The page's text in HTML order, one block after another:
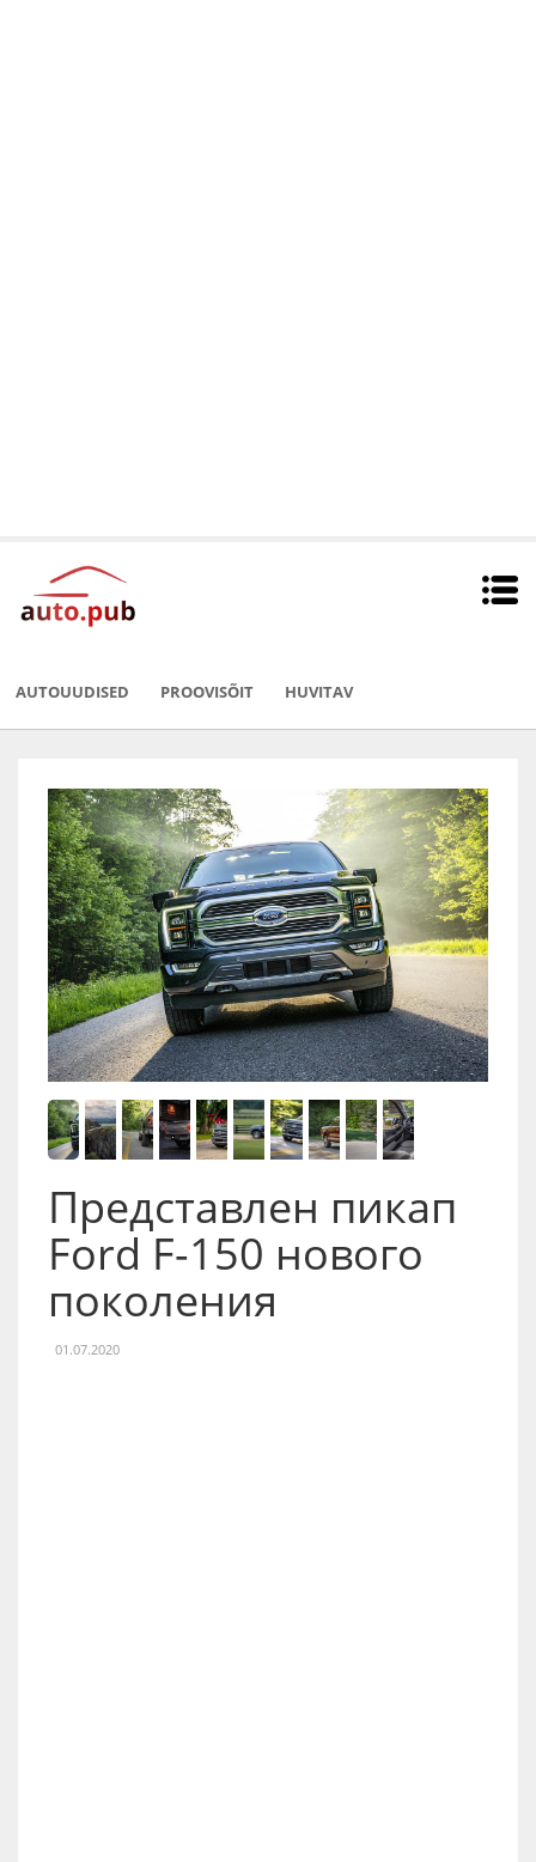
AUTOUUDISED PROOVISÕIT HUVITAV
Представлен пикап
Ford F-150 нового
поколения
01.07.2020